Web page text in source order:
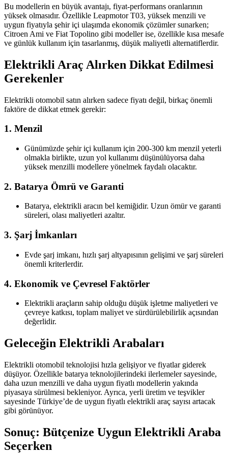
Bu modellerin en büyük avantajı, fiyat-performans oranlarının
yüksek olmasıdır. Özellikle Leapmotor T03, yüksek menzili ve
uygun fiyatıyla şehir içi ulaşımda ekonomik çözümler sunarken;
Citroen Ami ve Fiat Topolino gibi modeller ise, özellikle kısa mesafe
ve günlük kullanım için tasarlanmış, düşük maliyetli alternatiflerdir.
Elektrikli Araç Alırken Dikkat Edilmesi
Gerekenler
Elektrikli otomobil satın alırken sadece fiyatı değil, birkaç önemli
faktöre de dikkat etmek gerekir:
1. Menzil
Günümüzde şehir içi kullanım için 200-300 km menzil yeterli
olmakla birlikte, uzun yol kullanımı düşünülüyorsa daha
yüksek menzilli modellere yönelmek faydalı olacaktır.
2. Batarya Ömrü ve Garanti
Batarya, elektrikli aracın bel kemiğidir. Uzun ömür ve garanti
süreleri, olası maliyetleri azaltır.
3. Şarj İmkanları
Evde şarj imkanı, hızlı şarj altyapısının gelişimi ve şarj süreleri
önemli kriterlerdir.
4. Ekonomik ve Çevresel Faktörler
Elektrikli araçların sahip olduğu düşük işletme maliyetleri ve
çevreye katkısı, toplam maliyet ve sürdürülebilirlik açısından
değerlidir.
Geleceğin Elektrikli Arabaları
Elektrikli otomobil teknolojisi hızla gelişiyor ve fiyatlar giderek
düşüyor. Özellikle batarya teknolojilerindeki ilerlemeler sayesinde,
daha uzun menzilli ve daha uygun fiyatlı modellerin yakında
piyasaya sürülmesi bekleniyor. Ayrıca, yerli üretim ve teşvikler
sayesinde Türkiye’de de uygun fiyatlı elektrikli araç sayısı artacak
gibi görünüyor.
Sonuç: Bütçenize Uygun Elektrikli Araba
Seçerken